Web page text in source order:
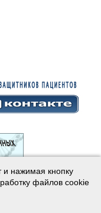
пациентов
студияМайер
и нажимая кнопку
файлов cookie